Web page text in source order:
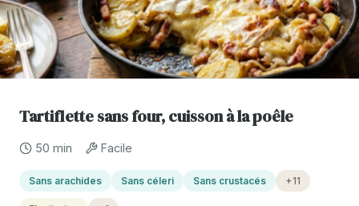
Tartiflette sans four, cuisson à la poêle
50 min Facile
Sans arachides Sans céleri Sans crustacés +11